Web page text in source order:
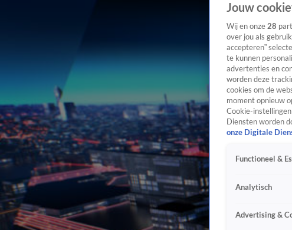
Jouw
Wij en onze 28
over jou als
accepteren”
te kunnen
advertenties en
worden deze
cookies om de
moment opnieuw
Cookie-
Diensten worden
onze Digitale
Functioneel &
Analytisch
Advertising &